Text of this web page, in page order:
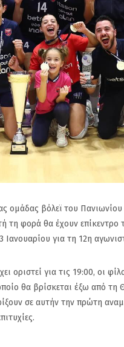
ομάδας βόλεϊ του
τη φορά θα έχουν
για τη 12η
οριστεί για τις 19:00, οι
θα βρίσκεται έξω από τη
σε αυτήν την πρώτη